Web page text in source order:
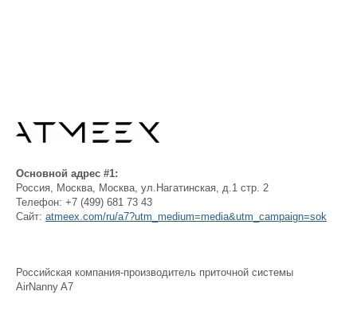
Основной адрес #1:
Россия, Москва, Москва, ул.Нагатинская, д.1 стр. 2
Телефон: +7 (499) 681 73 43
Сайт: atmeex.com/ru/a7?utm_medium=media&utm_campaign=sok
Российская компания-производитель приточной системы
AirNanny A7